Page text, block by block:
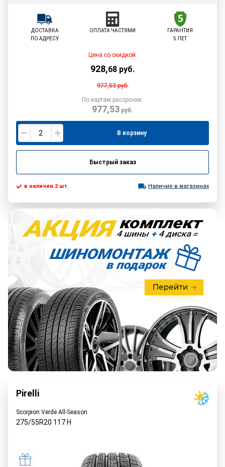
ДОСТАВКА
ПО АДРЕСУ
ОПЛАТА ЧАСТЯМИ
ГАРАНТИЯ
5 ЛЕТ
Цена со скидкой:
928,68 руб.
977,53руб.
По картам рассрочки:
977,53руб.
В корзину
Быстрый заказ
в наличии 2 шт. Наличие в магазинах
Pirelli
Scorpion Verde All-Season
275/55R20 117H